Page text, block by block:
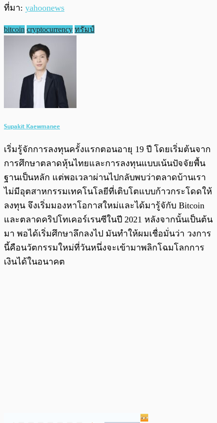
ที่มา: yahoonews
bitcoin cryptocurrency ทรัมป์
Supakit Kaewmanee
เริ่มรู้จักการลงทุนครั้งแรกตอนอายุ 19 ปี โดยเริ่มต้นจาก
การศึกษาตลาดหุ้นไทยและการลงทุนแบบเน้นปัจจัยพื้น
ฐานเป็นหลัก แต่พอเวลาผ่านไปกลับพบว่าตลาดบ้านเรา
ไม่มีอุตสาหกรรมเทคโนโลยีที่เติบโตแบบก้าวกระโดดให้
ลงทุน จึงเริ่มมองหาโอกาสใหม่และได้มารู้จักับ Bitcoin
และตลาดคริปโทเคอร์เรนซีในปี 2021 หลังจากนั้นเป็นต้น
มา พอได้เริ่มศึกษาลึกลงไป มันทำให้ผมเชื่อมั่นว่า วงการ
นี้คือนวัตกรรมใหม่ที่วันหนึ่งจะเข้ามาพลิกโฉมโลกการ
เงินได้ในอนาคต